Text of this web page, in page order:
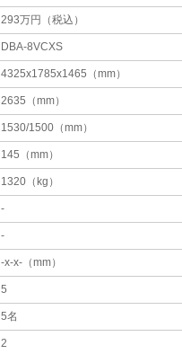
293万円（税込）
DBA-8VCXS
4325x1785x1465（mm）
2635（mm）
1530/1500（mm）
145（mm）
1320（kg）
-
-
-x-x-（mm）
5
5名
2